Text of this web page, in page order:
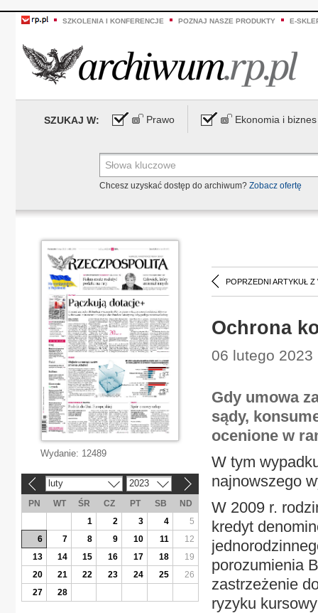
SZKOLENIA I KONFERENCJE POZNAJ NASZE PRODUKTY E-
SZUKAJ W: Prawo Ekonomia i biznes
Chcesz uzyskać dostęp do archiwum? Zobacz ofertę
POPRZEDNI ARTYKUŁ Z
Ochrona
06 lutego
Gdy umowa
sądy,
ocenione w
W tym
najnowszego
W 2009 r.
kredyt
porozumienia
zastrzeżenie
ryzyku
Wydanie: 12489
luty 2023
PN WT ŚR CZ PT SB
ND
1
2 3 4
5
6
7 8 9 10 11
12
13
14 15 16 17 18
19
20
21 22 23 24 25
26
27
28